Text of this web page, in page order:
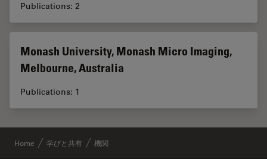
Publications: 2
Monash University, Monash Micro Imaging,
Melbourne, Australia
Publications: 1
Home 学びと共有 機関